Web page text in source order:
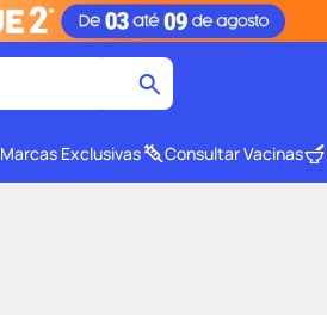
Marcas Exclusivas Consultar Vacinas